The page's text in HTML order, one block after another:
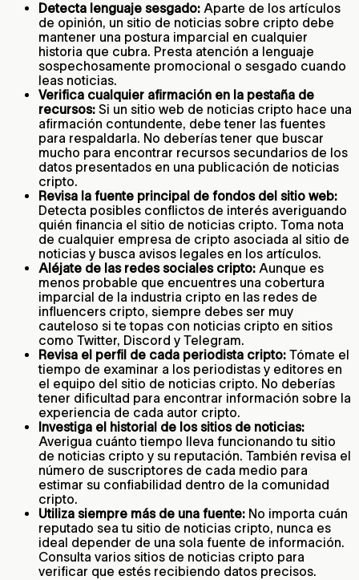
Detecta lenguaje sesgado: Aparte de los artículos
de opinión, un sitio de noticias sobre cripto debe
mantener una postura imparcial en cualquier
historia que cubra. Presta atención a lenguaje
sospechosamente promocional o sesgado cuando
leas noticias.
Verifica cualquier afirmación en la pestaña de
recursos: Si un sitio web de noticias cripto hace una
afirmación contundente, debe tener las fuentes
para respaldarla. No deberías tener que buscar
mucho para encontrar recursos secundarios de los
datos presentados en una publicación de noticias
cripto.
Revisa la fuente principal de fondos del sitio web:
Detecta posibles conflictos de interés averiguando
quién financia el sitio de noticias cripto. Toma nota
de cualquier empresa de cripto asociada al sitio de
noticias y busca avisos legales en los artículos.
Aléjate de las redes sociales cripto: Aunque es
menos probable que encuentres una cobertura
imparcial de la industria cripto en las redes de
influencers cripto, siempre debes ser muy
cauteloso si te topas con noticias cripto en sitios
como Twitter, Discord y Telegram.
Revisa el perfil de cada periodista cripto: Tómate el
tiempo de examinar a los periodistas y editores en
el equipo del sitio de noticias cripto. No deberías
tener dificultad para encontrar información sobre la
experiencia de cada autor cripto.
Investiga el historial de los sitios de noticias:
Averigua cuánto tiempo lleva funcionando tu sitio
de noticias cripto y su reputación. También revisa el
número de suscriptores de cada medio para
estimar su confiabilidad dentro de la comunidad
cripto.
Utiliza siempre más de una fuente: No importa cuán
reputado sea tu sitio de noticias cripto, nunca es
ideal depender de una sola fuente de información.
Consulta varios sitios de noticias cripto para
verificar que estés recibiendo datos precisos.